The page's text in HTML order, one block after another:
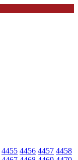
4455 4456 4457 4458